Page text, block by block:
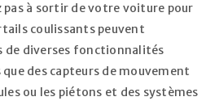
pas à sortir de votre voiture pour
coulissants peuvent
de diverses fonctionnalités
des capteurs de mouvement
ou les piétons et des systèmes